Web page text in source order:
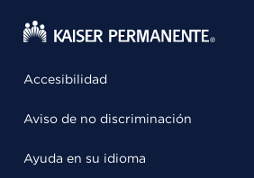
Accesibilidad
Aviso de no discriminación
Ayuda en su idioma